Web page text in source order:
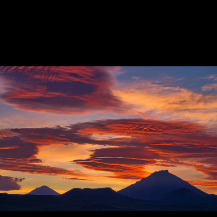
Восход солнца над кратером вулкана Горелый